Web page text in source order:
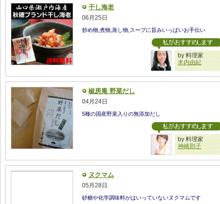
干し海老
06月25日
炒め物,煮物,蒸し物,スープに旨みいっぱいお手伝い
by 料理家
木内由紀
椒房庵 野菜だし
04月24日
5種の国産野菜入りの無添加だし
by 料理家
神崎則子
ヌクマム
05月28日
砂糖や化学調味料がはいっていないヌクマムです